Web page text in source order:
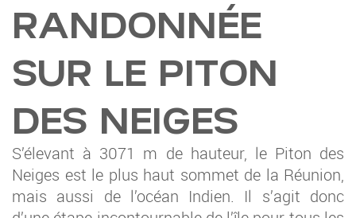
RANDONNÉE
SUR LE PITON
DES NEIGES
S’élevant à 3071 m de hauteur, le Piton des
Neiges est le plus haut sommet de la Réunion,
mais aussi de l’océan Indien. Il s’agit donc